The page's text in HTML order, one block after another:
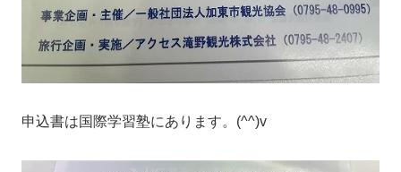
申込書は国際学習塾にあります。(^^)v